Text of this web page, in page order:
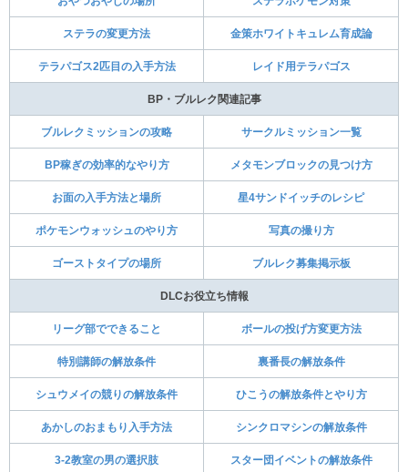
ステラの変更方法 金策ホワイトキュレム育成論
テラパゴス2匹目の入手方法 レイド用テラパゴス
BP・ブルレク関連記事
ブルレクミッションの攻略 サークルミッション一覧
BP稼ぎの効率的なやり方 メタモンブロックの見つけ方
お面の入手方法と場所 星4サンドイッチのレシピ
ポケモンウォッシュのやり方 写真の撮り方
ゴーストタイプの場所 ブルレク募集掲示板
DLCお役立ち情報
リーグ部でできること ボールの投げ方変更方法
特別講師の解放条件 裏番長の解放条件
シュウメイの競りの解放条件 ひこうの解放条件とやり方
あかしのおまもり入手方法 シンクロマシンの解放条件
3-2教室の男の選択肢 スター団イベントの解放条件